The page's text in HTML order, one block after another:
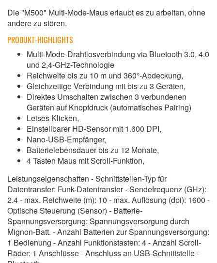
Die "M500" Multi-Mode-Maus erlaubt es zu arbeiten, ohne
andere zu stören.
PRODUKT-HIGHLIGHTS
Multi-Mode-Drahtlosverbindung via Bluetooth 3.0, 4.0
und 2,4-GHz-Technologie
Reichweite bis zu 10 m und 360°-Abdeckung,
Gleichzeitige Verbindung mit bis zu 3 Geräten,
Direktes Umschalten zwischen 3 verbundenen
Geräten auf Knopfdruck (automatisches Pairing)
Leises Klicken,
Einstellbarer HD-Sensor mit 1.600 DPI,
Nano-USB-Empfänger,
Batterielebensdauer bis zu 12 Monate,
4 Tasten Maus mit Scroll-Funktion,
Leistungseigenschaften - Schnittstellen-Typ für
Datentransfer: Funk-Datentransfer - Sendefrequenz (GHz):
2.4 - max. Reichweite (m): 10 - max. Auflösung (dpi): 1600 -
Optische Steuerung (Sensor) - Batterie-
Spannungsversorgung: Spannungsversorgung durch
Mignon-Batt. - Anzahl Batterien zur Spannungsversorgung:
1 Bedienung - Anzahl Funktionstasten: 4 - Anzahl Scroll-
Räder: 1 Anschlüsse - Anschluss an USB-Schnittstelle -